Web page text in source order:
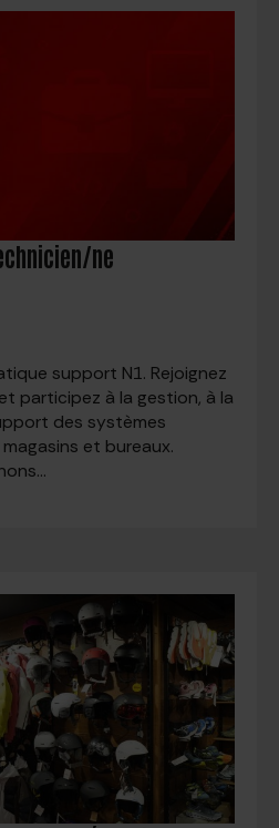
ne
support N1. Rejoignez
participez à la gestion, à la
des systèmes
et bureaux.